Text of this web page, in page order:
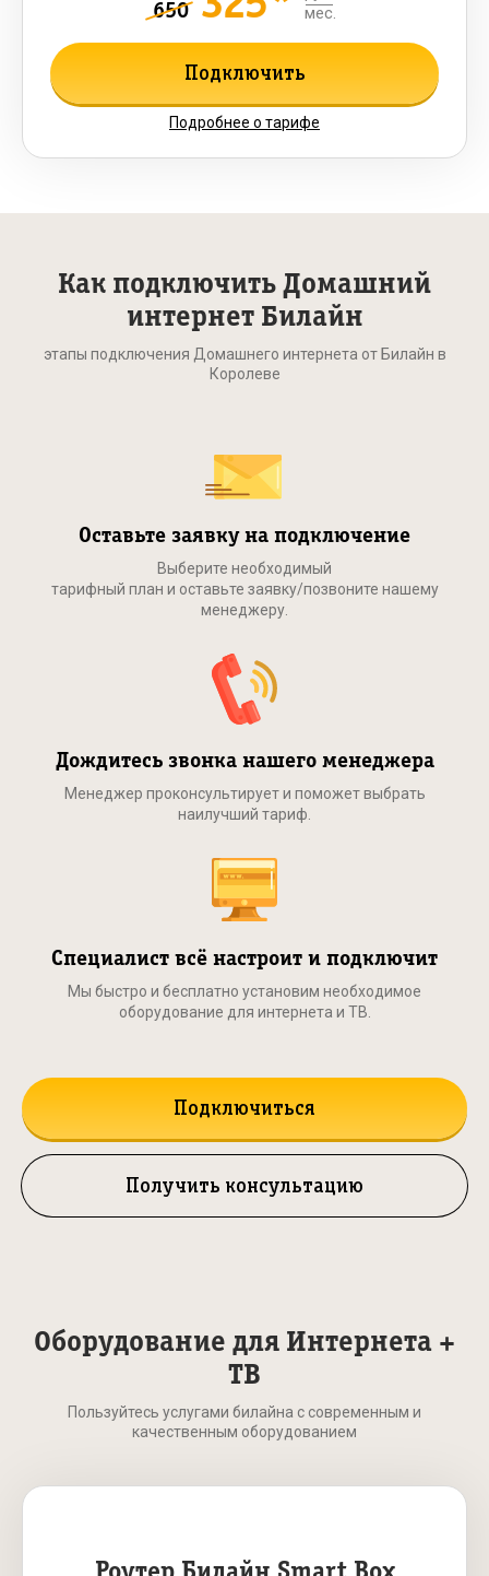
650
мес.
Подключить
Подробнее о тарифе
Как подключить Домашний
интернет Билайн
этапы подключения Домашнего интернета от Билайн в
Королеве
Оставьте заявку на подключение
Выберите необходимый
тарифный план и оставьте заявку/позвоните нашему
менеджеру.
Дождитесь звонка нашего менеджера
Менеджер проконсультирует и поможет выбрать
наилучший тариф.
Специалист всё настроит и подключит
Мы быстро и бесплатно установим необходимое
оборудование для интернета и ТВ.
Подключиться
Получить консультацию
Оборудование для Интернета +
ТВ
Пользуйтесь услугами билайна с современным и
качественным оборудованием